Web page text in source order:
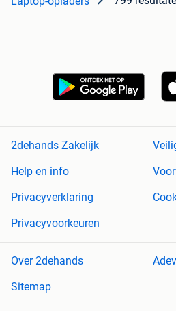
2dehands Zakelijk
Help en info
Privacyverklaring
Privacyvoorkeuren
Over 2dehands
Sitemap